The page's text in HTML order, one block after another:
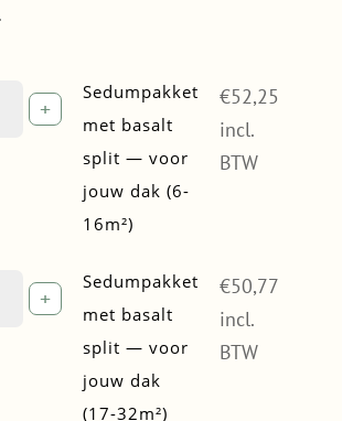
+
Sedumpakket
met basalt
split — voor
jouw dak (6-
16m²)
€52,25
incl.
BTW
+
Sedumpakket
met basalt
split — voor
jouw dak
(17-32m²)
€50,77
incl.
BTW